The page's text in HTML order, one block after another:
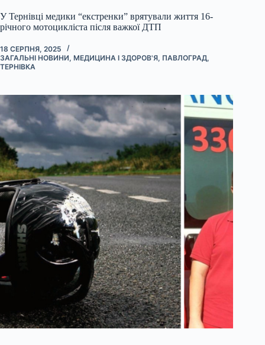
У Тернівці медики “екстренки” врятували життя 16-
річного мотоцикліста після важкої ДТП
18 СЕРПНЯ, 2025
ЗАГАЛЬНІ НОВИНИ, МЕДИЦИНА І ЗДОРОВ'Я, ПАВЛОГРАД,
ТЕРНІВКА